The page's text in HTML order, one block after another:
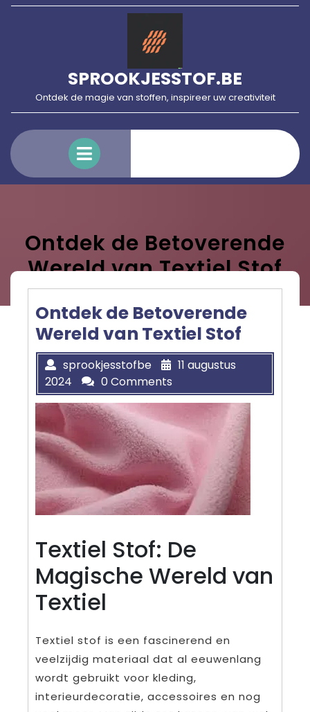
Skip
SPROOKJESSTOF.BE
Ontdek de magie van stoffen, inspireer uw creativiteit
Menu
Ontdek de Betoverende
Wereld van Textiel Stof
Ontdek de Betoverende
Wereld van Textiel Stof
sprookjesstofbe
11 augustus
2024
0 Comments
Textiel Stof: De
Magische Wereld van
Textiel
Textiel stof is een fascinerend en
veelzijdig materiaal dat al eeuwenlang
wordt gebruikt voor kleding,
interieurdecoratie, accessoires en nog